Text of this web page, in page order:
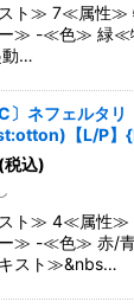
ト≫ 7≪属性≫
ー≫ -≪色≫ 緑≪
…
C〕ネフェルタ
【L/P】
(税込)
ト≫ 4≪属性≫
ー≫ -≪色≫ 赤/
スト≫&nbs…